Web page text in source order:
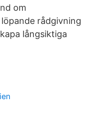
om
rådgivning
långsiktiga